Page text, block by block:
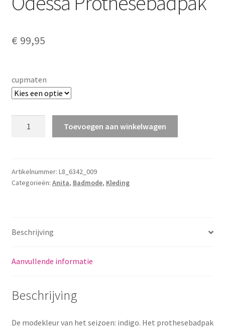
€ 99,95
cupmaten
Toevoegen aan winkelwagen
Artikelnummer: L8_6342_009
Categorieën: Anita, Badmode, Kleding
Beschrijving
Aanvullende informatie
Beschrijving
De modekleur van het seizoen: indigo. Het prothesebadpak